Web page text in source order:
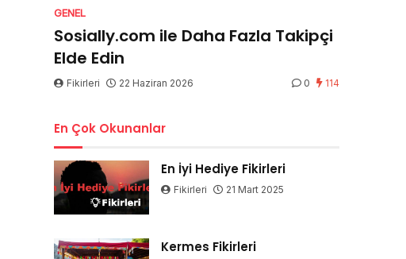
GENEL
Sosially.com ile Daha Fazla Takipçi
Elde Edin
Fikirleri 22 Haziran 2026 0 114
En Çok Okunanlar
En İyi Hediye Fikirleri
Fikirleri 21 Mart 2025
Kermes Fikirleri